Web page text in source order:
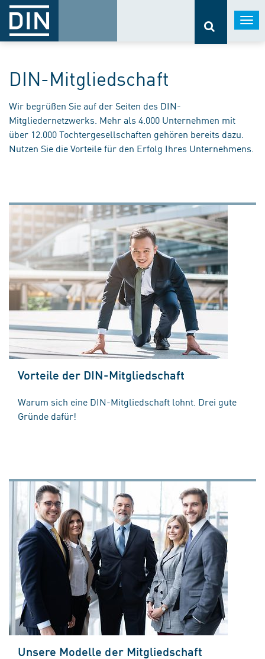
DIN-Mitgliedschaft
Wir begrüßen Sie auf der Seiten des DIN-
Mitgliedernetzwerks. Mehr als 4.000 Unternehmen mit
über 12.000 Tochtergesellschaften gehören bereits dazu.
Nutzen Sie die Vorteile für den Erfolg Ihres Unternehmens.
Vorteile der DIN-Mitgliedschaft
Warum sich eine DIN-Mitgliedschaft lohnt. Drei gute
Gründe dafür!
Unsere Modelle der Mitgliedschaft